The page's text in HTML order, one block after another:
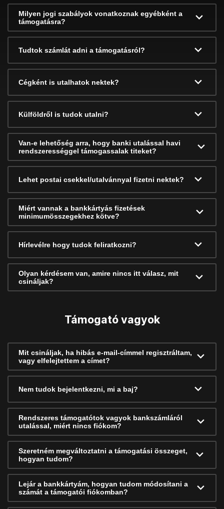
Milyen jogi szabályok vonatkoznak egyébként a
támogatásra?
Tudtok számlát adni a támogatásról?
Cégként is utalhatok nektek?
Külföldről is tudok utalni?
Van-e lehetőség arra, hogy banki utalással havi
rendszerességgel támogassalak titeket?
Lehet postai csekkel/utalvánnyal fizetni nektek?
Miért vannak a bankkártyás fizetések
minimumösszegekhez kötve?
Hírlevélre hogy tudok feliratkozni?
Olyan kérdésem van, amire nincs itt válasz, mit
csináljak?
Támogató vagyok
Mit csináljak, ha hibás e-mail-címmel regisztráltam,
vagy elfelejtettem a címet?
Nem tudok bejelentkezni, mi a baj?
Rendszeres támogatótok vagyok bankszámláról
utalással, miért nincs fiókom?
Szeretném megváltoztatni a támogatási összeget,
hogyan tudom?
Lejár a bankkártyám, hogyan tudom módosítani a
számát a támogatói fiókomban?